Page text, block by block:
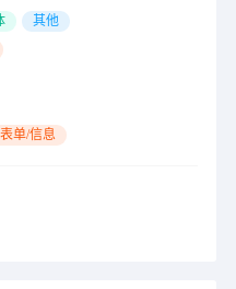
其他
表单/信息